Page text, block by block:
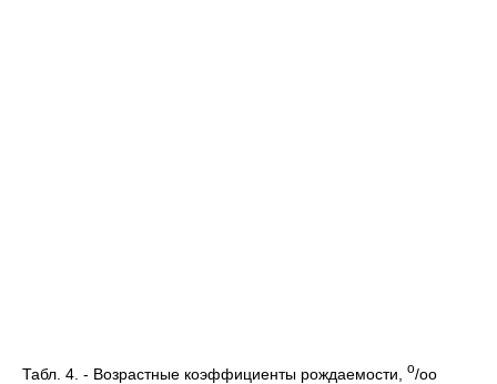
Табл. 4. - Возрастные коэффициенты рождаемости, o/oo